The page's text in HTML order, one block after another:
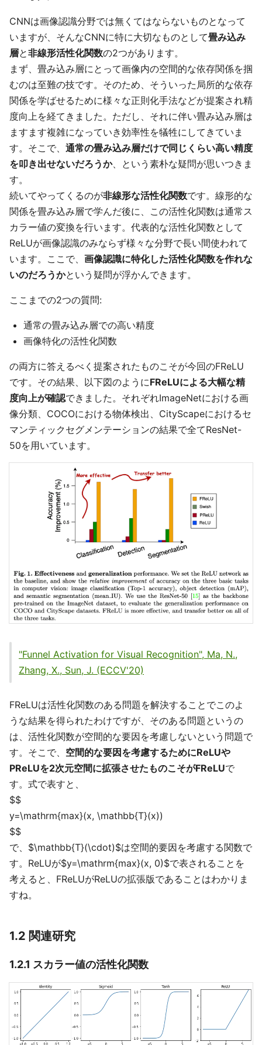
CNNは画像認識分野では無くてはならないものとなって
いますが、そんなCNNに特に大切なものとして畳み込み
層と非線形活性化関数の2つがあります。
まず、畳み込み層にとって画像内の空間的な依存関係を掴
むのは至難の技です。そのため、そういった局所的な依存
関係を学ばせるために様々な正則化手法などが提案され精
度向上を経てきました。ただし、それに伴い畳み込み層は
ますます複雑になっていき効率性を犠牲にしてきていま
す。そこで、 通常の畳み込み層だけで同じくらい高い精度
を叩き出せないだろうか、という素朴な疑問が思いつきま
す。
続いてやってくるのが非線形な活性化関数です。線形的な
関係を畳み込み層で学んだ後に、この活性化関数は通常ス
カラー値の変換を行います。代表的な活性化関数として
ReLUが画像認識のみならず様々な分野で長い間使われて
います。ここで、 画像認識に特化した活性化関数を作れな
いのだろうかという疑問が浮かんできます。
ここまでの2つの質問:
通常の畳み込み層での高い精度
画像特化の活性化関数
の両方に答えるべく提案されたものこそが今回のFReLU
です。その結果、以下図のようにFReLUによる大幅な精
度向上が確認できました。それぞれImageNetにおける画
像分類、COCOにおける物体検出、CityScapeにおけるセ
マンティックセグメンテーションの結果で全てResNet-
50を用いています。
"Funnel Activation for Visual Recognition", Ma, N.,
Zhang, X., Sun, J. (ECCV'20)
FReLUは活性化関数のある問題を解決することでこのよ
うな結果を得られたわけですが、そのある問題というの
は、活性化関数が空間的な要因を考慮しないという問題で
す。そこで、 空間的な要因を考慮するためにReLUや
PReLUを2次元空間に拡張させたものこそがFReLUで
す。式で表すと、
$$
y=\mathrm{max}(x, \mathbb{T}(x))
$$
で、$\mathbb{T}(\cdot)$は空間的要因を考慮する関数で
す。ReLUが$y=\mathrm{max}(x, 0)$で表されることを
考えると、FReLUがReLUの拡張版であることはわかりま
すね。
1.2 関連研究
1.2.1 スカラー値の活性化関数